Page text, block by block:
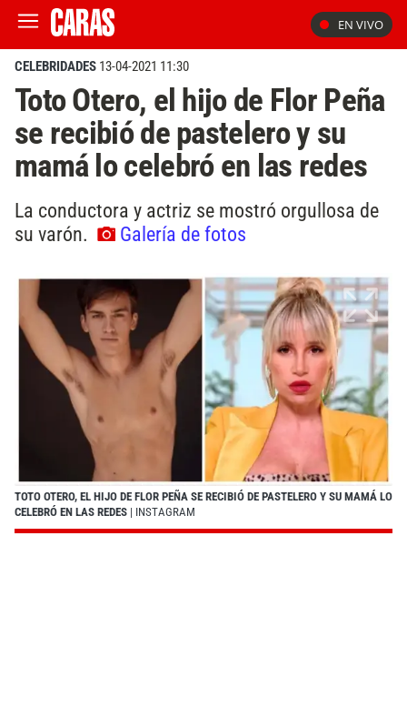
EN VIVO
CELEBRIDADES 13-04-2021 11:30
Toto Otero, el hijo de Flor Peña
se recibió de pastelero y su
mamá lo celebró en las redes
La conductora y actriz se mostró orgullosa de
su varón.
Galería de fotos
TOTO OTERO, EL HIJO DE FLOR PEÑA SE RECIBIÓ DE PASTELERO Y SU MAMÁ LO
CELEBRÓ EN LAS REDES | INSTAGRAM